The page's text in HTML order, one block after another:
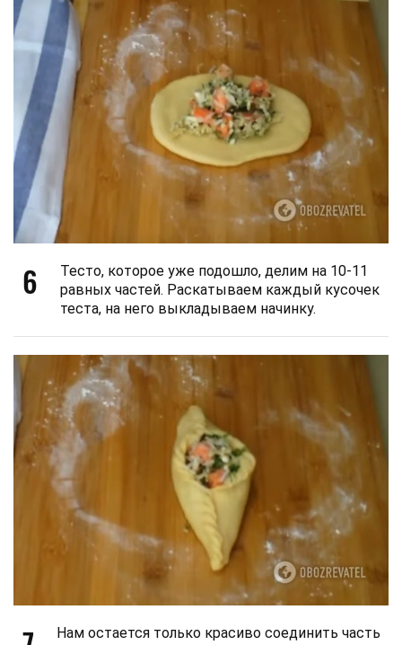
6
Тесто, которое уже подошло, делим на 10-11
равных частей. Раскатываем каждый кусочек
теста, на него выкладываем начинку.
Нам остается только красиво соединить часть